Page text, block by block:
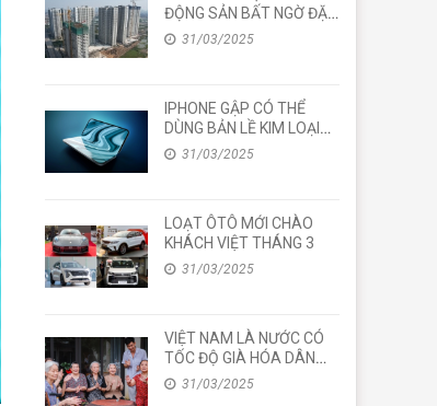
ĐỘNG SẢN BẤT NGỜ ĐẶT
KẾ HOẠCH LỢI NHUẬN
31/03/2025
IPHONE GẬP CÓ THỂ
DÙNG BẢN LỀ KIM LOẠI
LỎNG BỀN GẤP ĐÔI
31/03/2025
LOẠT ÔTÔ MỚI CHÀO
KHÁCH VIỆT THÁNG 3
31/03/2025
VIỆT NAM LÀ NƯỚC CÓ
TỐC ĐỘ GIÀ HÓA DÂN
SỐ NHANH NHẤT CHÂU
31/03/2025